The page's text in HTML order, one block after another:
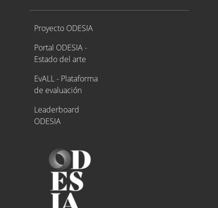
Proyecto ODESIA
Proyecto ODESIA
Portal ODESIA -
Estado del arte
EvALL - Plataforma
de evaluación
Leaderboard
ODESIA